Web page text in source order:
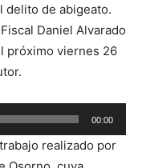
delito de abigeato.
Daniel Alvarado
próximo viernes 26
00:00
realizado por